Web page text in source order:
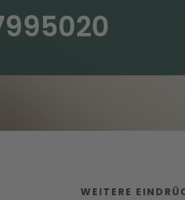
WEITERE